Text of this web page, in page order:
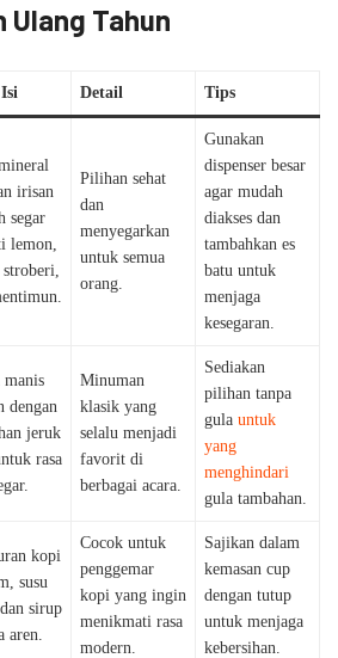
Ulang Tahun
Isi Detail Tips
irisan
segar
lemon,
Pilihan sehat
dan
menyegarkan
untuk semua
orang.
Gunakan
dispenser besar
agar mudah
diakses dan
tambahkan es
batu untuk
menjaga
kesegaran.
manis
dengan
jeruk
rasa
Minuman
klasik yang
selalu menjadi
favorit di
berbagai acara.
Sediakan
pilihan tanpa
gula untuk
yang
menghindari
gula tambahan.
kopi
susu
sirup
aren.
Cocok untuk
penggemar
kopi yang ingin
menikmati rasa
modern.
Sajikan dalam
kemasan cup
dengan tutup
untuk menjaga
kebersihan.